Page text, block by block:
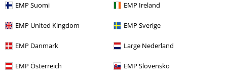
EMP Suomi EMP Ireland
EMP United Kingdom EMP Sverige
EMP Danmark Large Nederland
EMP Österreich EMP Slovensko
ZĽAVA 32%